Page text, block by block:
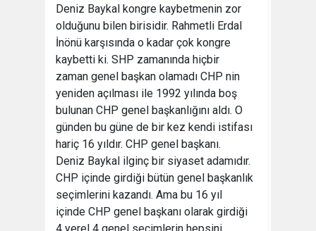
Deniz Baykal kongre kaybetmenin zor
olduğunu bilen birisidir. Rahmetli Erdal
İnönü karşısında o kadar çok kongre
kaybetti ki. SHP zamanında hiçbir
zaman genel başkan olamadı CHP nin
yeniden açılması ile 1992 yılında boş
bulunan CHP genel başkanlığını aldı. O
günden bu güne de bir kez kendi istifası
hariç 16 yıldır. CHP genel başkanı.
Deniz Baykal ilginç bir siyaset adamıdır.
CHP içinde girdiği bütün genel başkanlık
seçimlerini kazandı. Ama bu 16 yıl
içinde CHP genel başkanı olarak girdiği